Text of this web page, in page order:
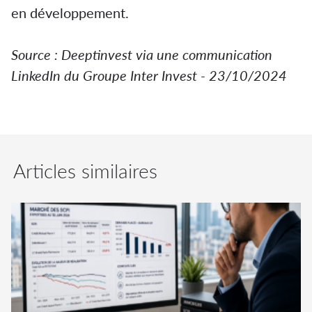
en développement.
Source : Deeptinvest via une communication
LinkedIn du Groupe Inter Invest - 23/10/2024
Articles similaires